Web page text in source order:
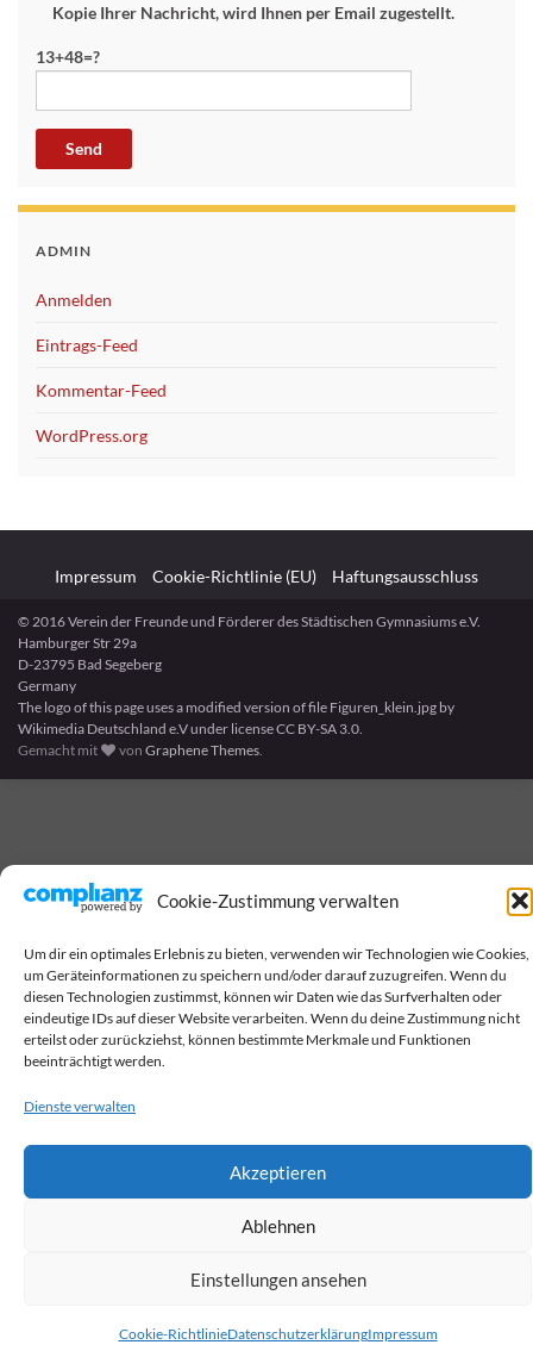
Cookie-Zustimmung verwalten
Um dir ein optimales Erlebnis zu bieten, verwenden wir Technologien wie Cookies,
um Geräteinformationen zu speichern und/oder darauf zuzugreifen. Wenn du
diesen Technologien zustimmst, können wir Daten wie das Surfverhalten oder
eindeutige IDs auf dieser Website verarbeiten. Wenn du deine Zustimmung nicht
erteilst oder zurückziehst, können bestimmte Merkmale und Funktionen
beeinträchtigt werden.
Dienste verwalten
Akzeptieren
Ablehnen
Einstellungen ansehen
Cookie-RichtlinieDatenschutzerklärungImpressum
Kopie Ihrer Nachricht, wird Ihnen per Email zugestellt.
13+48=?
ADMIN
Anmelden
Eintrags-Feed
Kommentar-Feed
WordPress.org
Impressum Cookie-Richtlinie (EU) Haftungsausschluss
© 2016 Verein der Freunde und Förderer des Städtischen Gymnasiums e.V.
Hamburger Str 29a
D-23795 Bad Segeberg
Germany
The logo of this page uses a modified version of file Figuren_klein.jpg by
Wikimedia Deutschland e.V under license CC BY-SA 3.0.
Gemacht mit
vonGraphene Themes